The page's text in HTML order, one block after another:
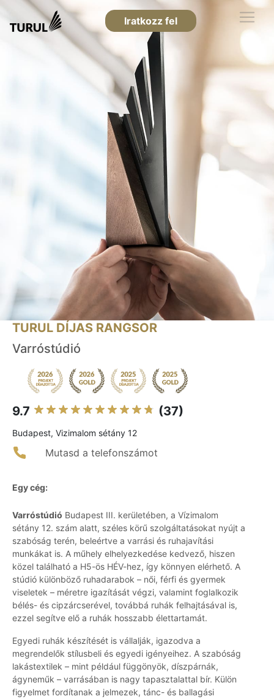
Iratkozz fel
TURUL DÍJAS RANGSOR
Varróstúdió
9.7 (37)
Budapest, Vizimalom sétány 12
Mutasd a telefonszámot
Egy cég:
Varróstúdió Budapest III. kerületében, a Vízimalom
sétány 12. szám alatt, széles körű szolgáltatásokat nyújt a
szabóság terén, beleértve a varrási és ruhajavítási
munkákat is. A műhely elhelyezkedése kedvező, hiszen
közel található a H5-ös HÉV-hez, így könnyen elérhető. A
stúdió különböző ruhadarabok – női, férfi és gyermek
viseletek – méretre igazítását végzi, valamint foglalkozik
bélés- és cipzárcserével, továbbá ruhák felhajtásával is,
ezzel segítve elő a ruhák hosszabb élettartamát.
Egyedi ruhák készítését is vállalják, igazodva a
megrendelők stílusbeli és egyedi igényeihez. A szabóság
lakástextilek – mint például függönyök, díszpárnák,
ágyneműk – varrásában is nagy tapasztalattal bír. Külön
figyelmet fordítanak a jelmezek, tánc- és ballagási